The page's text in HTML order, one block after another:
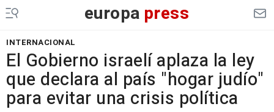
europa press
INTERNACIONAL
El Gobierno israelí aplaza la ley
que declara al país "hogar judío"
para evitar una crisis política